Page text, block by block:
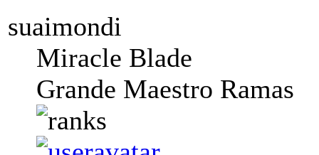
suaimondi
Miracle Blade
Grande Maestro Ramas